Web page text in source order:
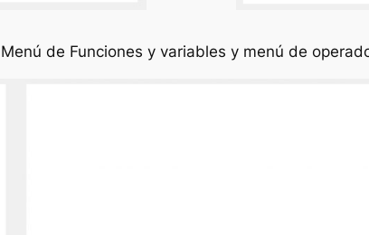
Menú de Funciones y variables y menú de